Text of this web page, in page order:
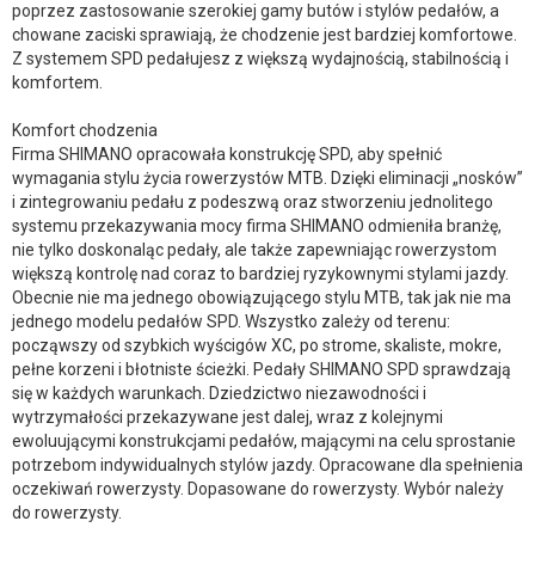
poprzez zastosowanie szerokiej gamy butów i stylów pedałów, a
chowane zaciski sprawiają, że chodzenie jest bardziej komfortowe.
Z systemem SPD pedałujesz z większą wydajnością, stabilnością i
komfortem.
Komfort chodzenia
Firma SHIMANO opracowała konstrukcję SPD, aby spełnić
wymagania stylu życia rowerzystów MTB. Dzięki eliminacji „nosków”
i zintegrowaniu pedału z podeszwą oraz stworzeniu jednolitego
systemu przekazywania mocy firma SHIMANO odmieniła branżę,
nie tylko doskonaląc pedały, ale także zapewniając rowerzystom
większą kontrolę nad coraz to bardziej ryzykownymi stylami jazdy.
Obecnie nie ma jednego obowiązującego stylu MTB, tak jak nie ma
jednego modelu pedałów SPD. Wszystko zależy od terenu:
począwszy od szybkich wyścigów XC, po strome, skaliste, mokre,
pełne korzeni i błotniste ścieżki. Pedały SHIMANO SPD sprawdzają
się w każdych warunkach. Dziedzictwo niezawodności i
wytrzymałości przekazywane jest dalej, wraz z kolejnymi
ewoluującymi konstrukcjami pedałów, mającymi na celu sprostanie
potrzebom indywidualnych stylów jazdy. Opracowane dla spełnienia
oczekiwań rowerzysty. Dopasowane do rowerzysty. Wybór należy
do rowerzysty.